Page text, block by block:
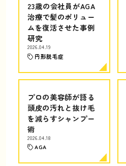
23歳の会社員がAGA
治療で髪のボリュー
ムを復活させた事例
研究
2026.04.19
円形脱毛症
プロの美容師が語る
頭皮の汚れと抜け毛
を減らすシャンプー
術
2026.04.18
AGA